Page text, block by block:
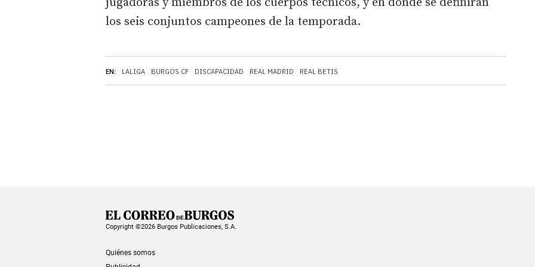
EN: LALIGA BURGOS CF DISCAPACIDAD REAL MADRID REAL BETIS
los seis conjuntos campeones de la temporada.
Copyright ©2026 Burgos Publicaciones, S.A.
Quiénes somos